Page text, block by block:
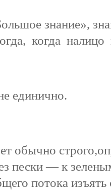
знание»,
когда
единично.
обычно
пески — к
потока